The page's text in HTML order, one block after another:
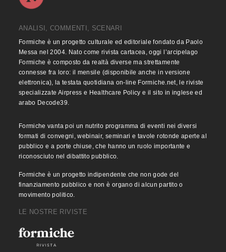
ANALISI, COMMENTI, SCENARI
Formiche è un progetto culturale ed editoriale fondato da Paolo
Messa nel 2004. Nato come rivista cartacea, oggi l’arcipelago
Formiche è composto da realtà diverse ma strettamente
connesse fra loro: il mensile (disponibile anche in versione
elettronica), la testata quotidiana on-line Formiche.net, le riviste
specializzate Airpress e Healthcare Policy e il sito in inglese ed
arabo Decode39.
Formiche vanta poi un nutrito programma di eventi nei diversi
formati di convegni, webinair, seminari e tavole rotonde aperte al
pubblico e a porte chiuse, che hanno un ruolo importante e
riconosciuto nel dibattito pubblico.
Formiche è un progetto indipendente che non gode del
finanziamento pubblico e non è organo di alcun partito o
movimento politico.
LE NOSTRE RIVISTE